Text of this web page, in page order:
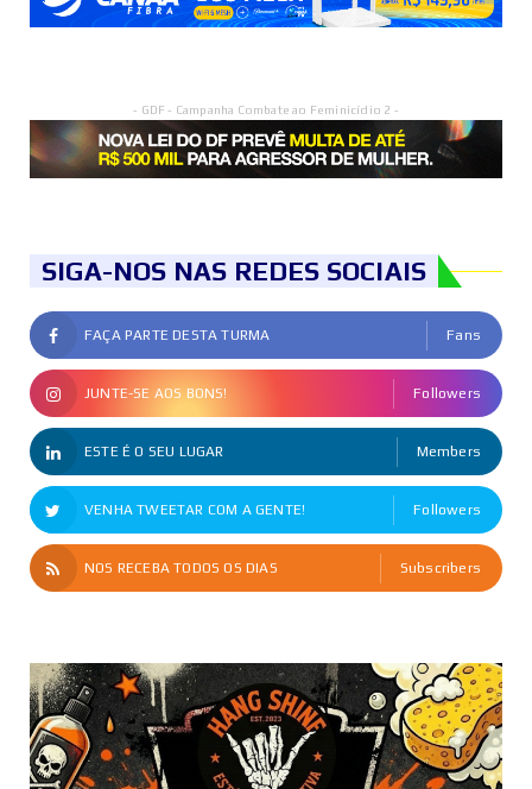
- GDF - Campanha Combate ao Feminicídio 2 -
SIGA-NOS NAS REDES SOCIAIS
FAÇA PARTE DESTA TURMA Fans
JUNTE-SE AOS BONS! Followers
ESTE É O SEU LUGAR Members
VENHA TWEETAR COM A GENTE! Followers
NOS RECEBA TODOS OS DIAS Subscribers